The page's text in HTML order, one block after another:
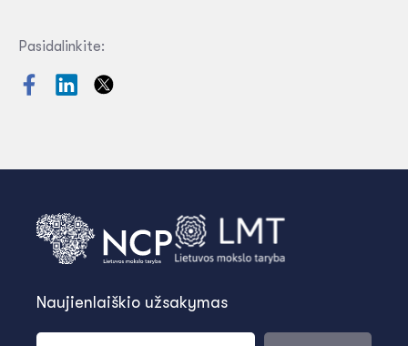
Pasidalinkite:
Naujienlaiškio užsakymas